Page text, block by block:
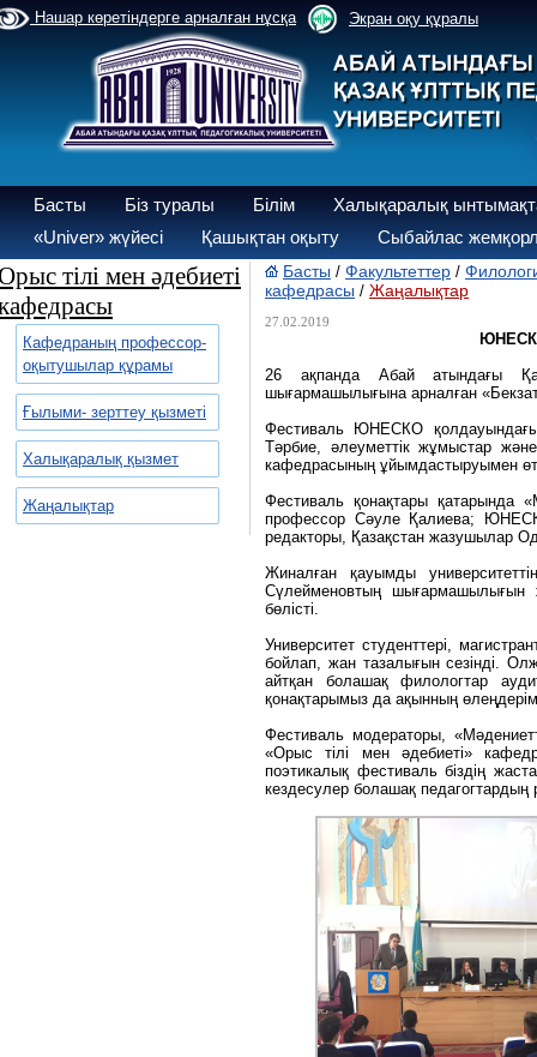
Нашар көретіндерге арналған нұсқа Экран оқу құралы
Басты Біз туралы Білім
Халықаралық
«Univer» жүйесі
Қашықтан оқыту Сыбайлас
тілі мен әдебиеті
Кафедраның профессор-
оқытушылар құрамы
Ғылыми- зерттеу қызметі
Халықаралық қызмет
Жаңалықтар
Басты / Факультеттер /
кафедрасы / Жаңалықтар
27.02.2019
26 ақпанда Абай атындағы
шығармашылығына арналған «Бекзат
Фестиваль ЮНЕСКО
Тәрбие, әлеуметтік жұмыстар
кафедрасының ұйымдастыруымен
Фестиваль қонақтары қатарында
профессор Сәуле Қалиева;
редакторы, Қазақстан жазушылар
Жиналған қауымды
Сүлейменовтың шығармашылығын
бөлісті.
Университет студенттері,
бойлап, жан тазалығын сезінді.
айтқан болашақ филологтар
қонақтарымыз да ақынның
Фестиваль модераторы,
«Орыс тілі мен әдебиеті»
поэтикалық фестиваль біздің
кездесулер болашақ педагогтардың